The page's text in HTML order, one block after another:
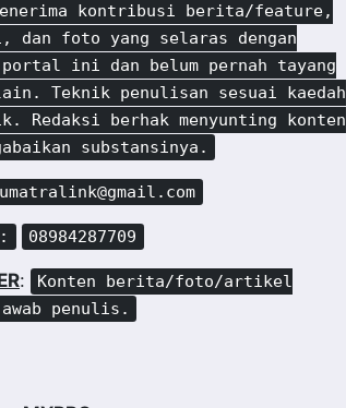
kontribusi berita/feature,
dan foto yang selaras dengan
ini dan belum pernah tayang
Teknik penulisan sesuai kaedah
Redaksi berhak menyunting konten
substansinya.
: 08984287709
:
Konten berita/foto/artikel
penulis.